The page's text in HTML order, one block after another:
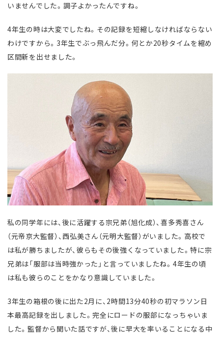
いませんでした。調子よかったんですね。
4年生の時は大変でしたね。その記録を短縮しなければならない
わけですから。3年生でぶっ飛んだ分。何とか20秒タイムを縮め
区間新を出せました。
私の同学年には、後に活躍する宗兄弟（旭化成）、喜多秀喜さん
（元帝京大監督）、西弘美さん（元明大監督）がいました。高校で
は私が勝ちましたが、彼らもその後強くなっていました。特に宗
兄弟は「服部は当時強かった」と言っていましたね。4年生の頃
は私も彼らのことをかなり意識していました。
3年生の箱根の後に出た2月に、2時間13分40秒の初マラソン日
本最高記録を出しました。完全にロードの服部になっちゃいま
した。監督から聞いた話ですが、後に早大を率いることになる中